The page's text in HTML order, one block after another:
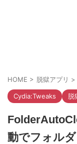
HOME > 脱獄アプリ >
Cydia:Tweaks 脱
動でフォル